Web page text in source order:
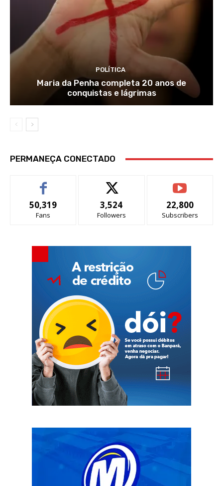
POLÍTICA
Maria da Penha completa 20 anos de
conquistas e lágrimas
PERMANEÇA CONECTADO
50,319
Fans
3,524
Followers
22,800
Subscribers